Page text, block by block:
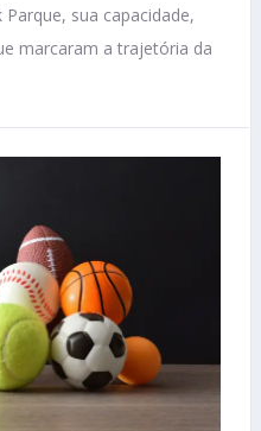
sua capacidade,
marcaram a trajetória da